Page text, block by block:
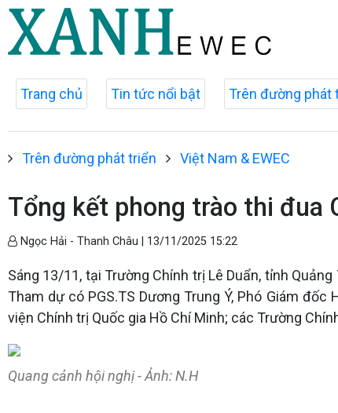
Trang chủ Tin tức nổi bật Trên đường phát
Trên đường phát triển Việt Nam & EWEC
Tổng kết phong trào thi đua
Ngọc Hải - Thanh Châu | 13/11/2025 15:22
Sáng 13/11, tại Trường Chính trị Lê Duẩn, tỉnh
Tham dự có PGS.TS Dương Trung Ý, Phó Giám
viện Chính trị Quốc gia Hồ Chí Minh; các Trường
Quang cảnh hội nghị - Ảnh: N.H